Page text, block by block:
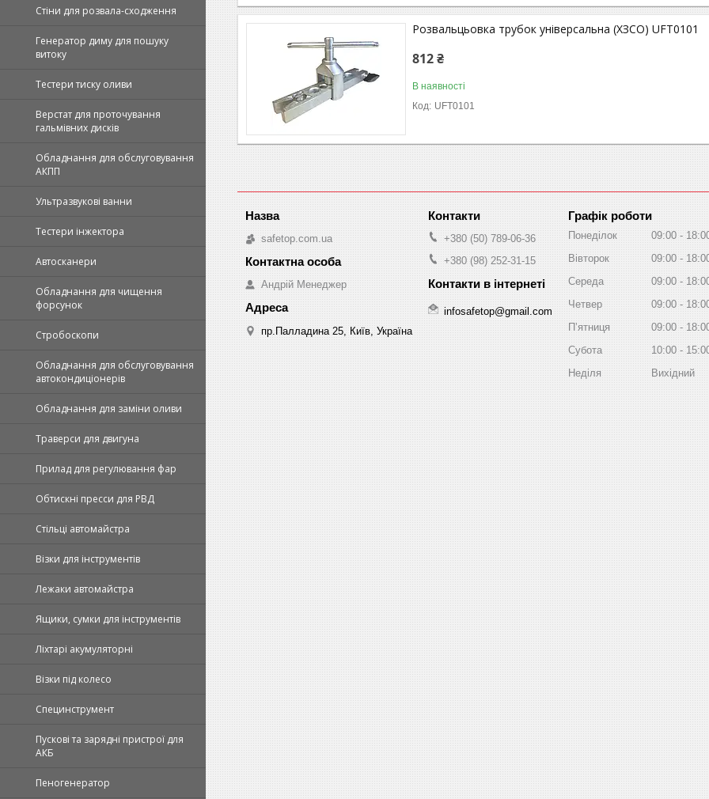
Стіни для розвала-сходження
Генератор диму для пошуку
витоку
Тестери тиску оливи
Верстат для проточування
гальмівних дисків
Обладнання для обслуговування
АКПП
Ультразвукові ванни
Тестери інжектора
Автосканери
Обладнання для чищення
форсунок
Стробоскопи
Обладнання для обслуговування
автокондиціонерів
Обладнання для заміни оливи
Траверси для двигуна
Прилад для регулювання фар
Обтискні пpecси для РВД
Стільці автомайстра
Візки для інструментів
Лежаки автомайстра
Ящики, сумки для інструментів
Ліхтарі акумуляторні
Візки під колесо
Специнструмент
Пускові та зарядні пристрої для
АКБ
Пеногенератор
Розвальцьовка трубок універсальна (ХЗСО) UFT0101
812 ₴
В наявності
UFT0101
safetop.com.ua
Андрій Менеджер
пр.Палладина 25, Київ, Україна
+380 (50) 789-06-36
+380 (98) 252-31-15
infosafetop@gmail.com
Графік роботи
Понеділок 09:00
Вівторок
09:00
Середа
09:00
Четвер
09:00
Пʼятниця
09:00
Субота
10:00
Неділя
Вихідний